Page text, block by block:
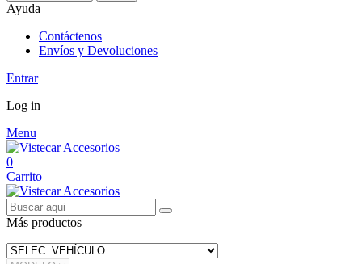
Ayuda
Contáctenos
Envíos y Devoluciones
Entrar
Log in
Menu
0
Carrito
Más productos